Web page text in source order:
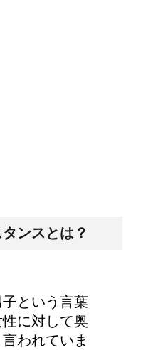
ンスとは？
という言葉
に対して奥
われていま